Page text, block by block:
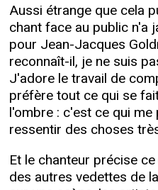
Aussi étrange que cela
chant face au public n'a
pour Jean-Jacques
reconnaît-il, je ne suis
J'adore le travail de
préfère tout ce qui se
l'ombre : c'est ce qui
ressentir des choses
Et le chanteur précise
des autres vedettes de